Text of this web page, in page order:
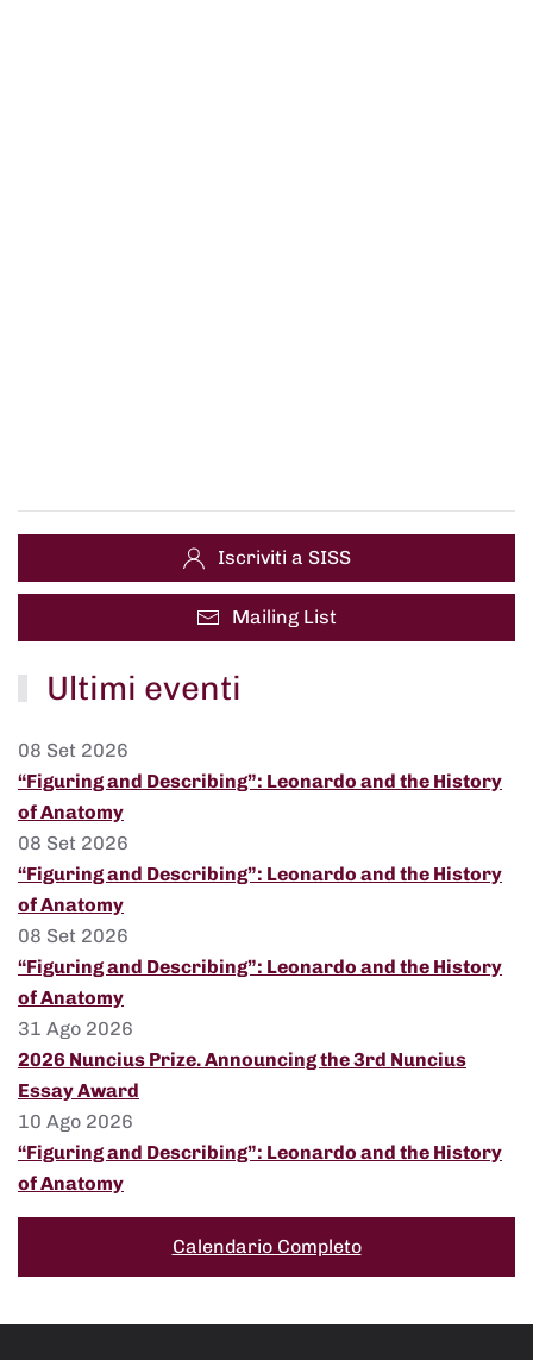
Iscriviti a SISS
Mailing List
Ultimi eventi
08 Set 2026
“Figuring and Describing”: Leonardo and the History
of Anatomy
08 Set 2026
“Figuring and Describing”: Leonardo and the History
of Anatomy
08 Set 2026
“Figuring and Describing”: Leonardo and the History
of Anatomy
31 Ago 2026
2026 Nuncius Prize. Announcing the 3rd Nuncius
Essay Award
10 Ago 2026
“Figuring and Describing”: Leonardo and the History
of Anatomy
Calendario Completo